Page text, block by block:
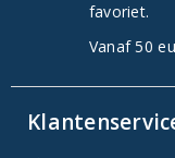
favoriet.
Vanaf 50